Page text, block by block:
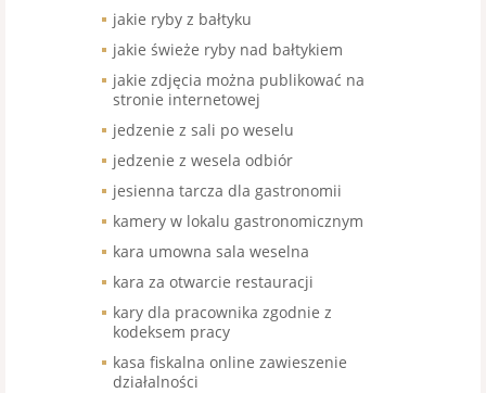
jakie ryby z bałtyku
jakie świeże ryby nad bałtykiem
jakie zdjęcia można publikować na
stronie internetowej
jedzenie z sali po weselu
jedzenie z wesela odbiór
jesienna tarcza dla gastronomii
kamery w lokalu gastronomicznym
kara umowna sala weselna
kara za otwarcie restauracji
kary dla pracownika zgodnie z
kodeksem pracy
kasa fiskalna online zawieszenie
działalności